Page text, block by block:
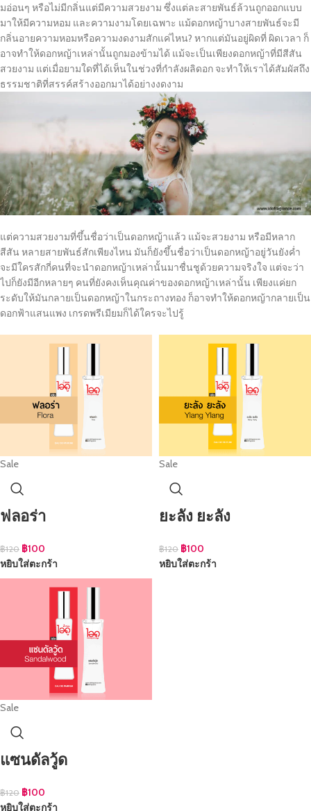
มอ่อนๆ หรือไม่มีกลิ่นแต่มีความสวยงาม ซึ่งแต่ละสายพันธ์ล้วนถูกออกแบบ
มาให้มีความหอม และความงามโดยเฉพาะ แม้ดอกหญ้าบางสายพันธ์จะมี
กลิ่นอายความหอมหรือความงดงามสักแค่ไหน? หากแต่มันอยู่ผิดที่ ผิดเวลา ก็
อาจทำให้ดอกหญ้าเหล่านั้นถูกมองข้ามได้ แม้จะเป็นเพียงดอกหญ้าที่มีสีสัน
สวยงาม แต่เมื่อยามใดที่ได้เห็นในช่วงที่กำลังผลิดอก จะทำให้เราได้สัมผัสถึง
ธรรมชาติที่สรรค์สร้างออกมาได้อย่างงดงาม
แต่ความสวยงามที่ขึ้นชื่อว่าเป็นดอกหญ้าแล้ว แม้จะสวยงาม หรือมีหลาก
สีสัน หลายสายพันธ์สักเพียงไหน มันก็ยังขึ้นชื่อว่าเป็นดอกหญ้าอยู่วันยังค่ำ
จะมีใครสักกี่คนที่จะนำดอกหญ้าเหล่านั้นมาชื่นชูด้วยความจริงใจ แต่จะว่า
ไปก็ยังมีอีกหลายๆ คนที่ยังคงเห็นคุณค่าของดอกหญ้าเหล่านั้น เพียงแค่ยก
ระดับให้มันกลายเป็นดอกหญ้าในกระถางทอง ก็อาจทำให้ดอกหญ้ากลายเป็น
ดอกฟ้าแสนแพง เกรดพรีเมียมก็ได้ใครจะไปรู้
Sale
ฟลอร่า
฿120 ฿100
หยิบใส่ตะกร้า
Sale
ยะลัง ยะลัง
฿120 ฿100
หยิบใส่ตะกร้า
Sale
แซนดัลวู้ด
฿120 ฿100
หยิบใส่ตะกร้า